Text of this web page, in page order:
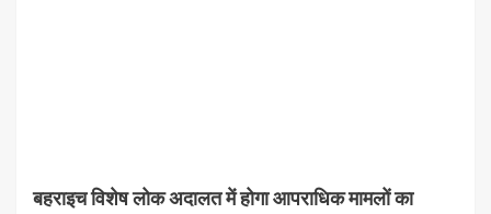
बहराइच विशेष लोक अदालत में होगा आपराधिक मामलों का